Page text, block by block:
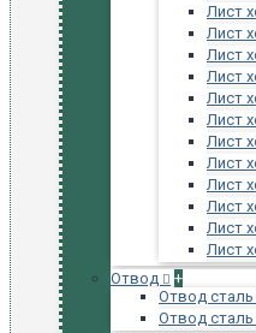
Лист
Лист
Лист
Лист
Лист
Лист
Лист
Лист
Лист
Лист
Лист
Лист
Отвод
+
Отвод сталь
Отвод сталь